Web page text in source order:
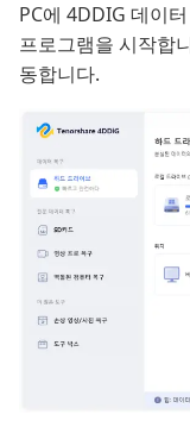
PC에 4DDIG 데이
프로그램을 시작합
동합니다.